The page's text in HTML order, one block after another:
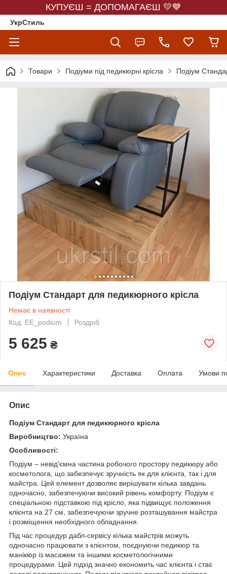
КУПУЄШ = ДОПОМАГАЄШ 💛💙
УкрСтиль
Товари Подіуми під педикюрні крісла Подіум
Подіум Стандарт для педикюрного крісла
Немає в наявності
Код: EE_podium
Роздріб
5 625 ₴
Опис Характеристики Доставка Оплата Умови
Опис
Подіум Стандарт для педикюрного крісла
Виробництво: Україна
Особливості:
Подіум – невід'ємна частина робочого простору педикюру або
косметолога, що забезпечує зручність як для клієнта, так і для
майстра. Цей елемент дозволяє вирішувати кілька завдань
одночасно, забезпечуючи високий рівень комфорту. Подіум є
спеціальною підставкою під крісло, яка підвищує положення
клієнта на 27 см, забезпечуючи зручне розташування майстра
і розміщення необхідного обладнання.
Під час процедур дабл-сервісу кілька майстрів можуть
одночасно працювати з клієнтом, поєднуючи педикюр та
манікюр із масажем та іншими косметологічними
процедурами. Цей підхід значно економить час клієнта і стає